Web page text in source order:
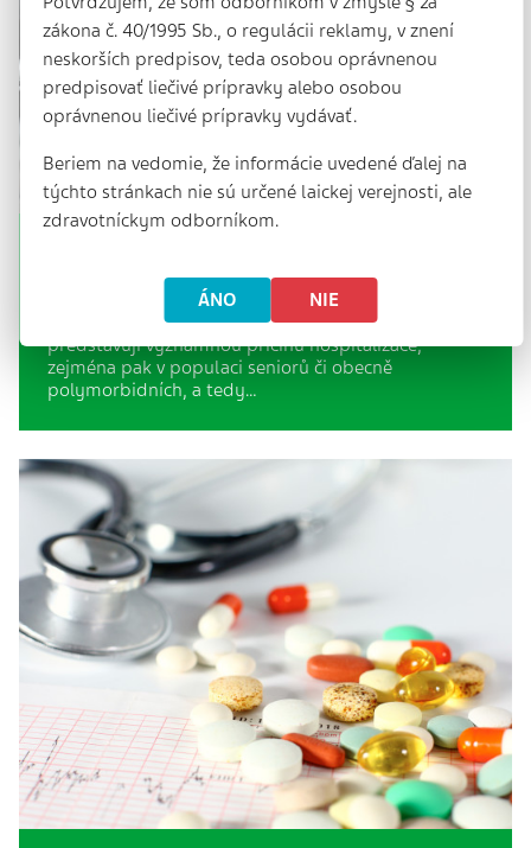
8 min. | 31. 1. 2024
Lékové interakce po boku nežádoucích účinků
představují významnou příčinu hospitalizace,
zejména pak v populaci seniorů či obecně
polymorbidních, a tedy…
zákona č. 40/1995 Sb., o regulácii reklamy, v znení
neskorších predpisov, teda osobou oprávnenou
predpisovať liečivé prípravky alebo osobou
oprávnenou liečivé prípravky vydávať.
Beriem na vedomie, že informácie uvedené ďalej na
týchto stránkach nie sú určené laickej verejnosti, ale
zdravotníckym odborníkom.
ÁNO NIE